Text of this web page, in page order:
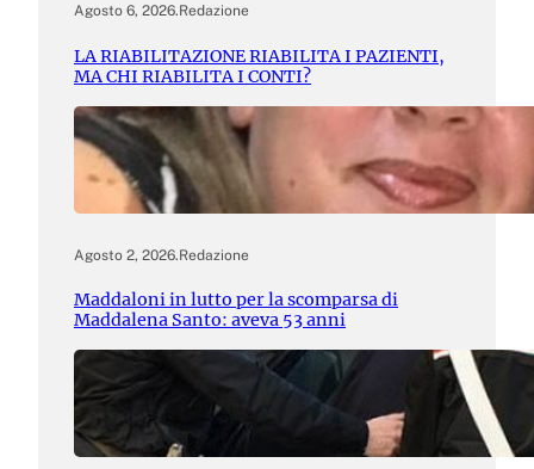
Agosto 6, 2026.Redazione
LA RIABILITAZIONE RIABILITA I PAZIENTI,
MA CHI RIABILITA I CONTI?
Agosto 2, 2026.Redazione
Maddaloni in lutto per la scomparsa di
Maddalena Santo: aveva 53 anni